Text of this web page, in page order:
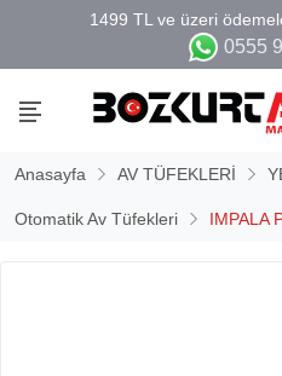
0555
Anasayfa AV TÜFEKLERİ
Otomatik Av Tüfekleri IMPALA